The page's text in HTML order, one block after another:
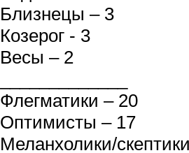
Близнецы – 3
Козерог - 3
Весы – 2
Флегматики – 20
Оптимисты – 17
Меланхолики/